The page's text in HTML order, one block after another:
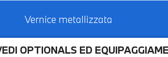
Vernice metallizzata
OPTIONALS ED